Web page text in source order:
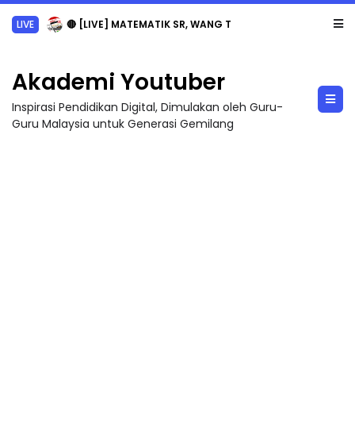
LIVE 🔴 [LIVE] MATEMATIK SR, WANG TAHUN 6 OLEH CIKGU ANITA #ALLINONE #141 #...
Akademi Youtuber
Inspirasi Pendidikan Digital, Dimulakan oleh Guru-
Guru Malaysia untuk Generasi Gemilang